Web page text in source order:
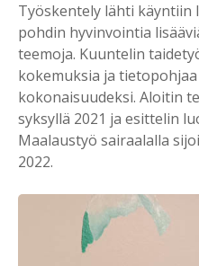
Työskentely lähti käyntiin
pohdin hyvinvointia
teemoja. Kuuntelin
kokemuksia ja
kokonaisuudeksi. Aloitin
syksyllä 2021 ja esittelin
Maalaustyö sairaalalla
2022.